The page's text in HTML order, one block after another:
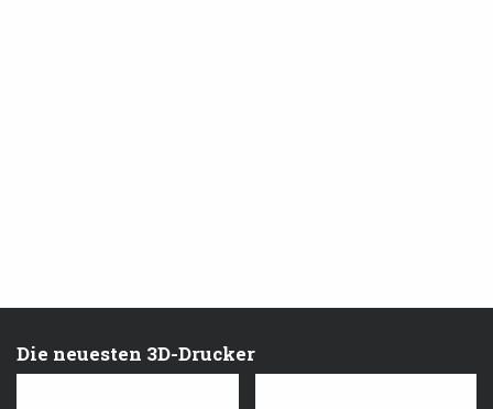
Die neuesten 3D-Drucker